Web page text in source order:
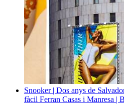
Snooker | Dos anys de
fàcil Ferran Casas i Manresa |